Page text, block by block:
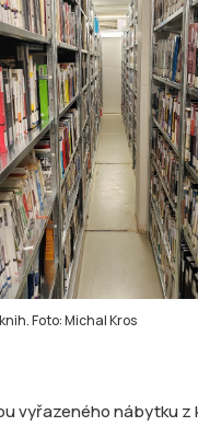
Foto: Michal Kros
vyřazeného nábytku z